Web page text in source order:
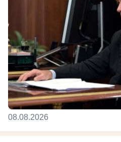
08.08.2026